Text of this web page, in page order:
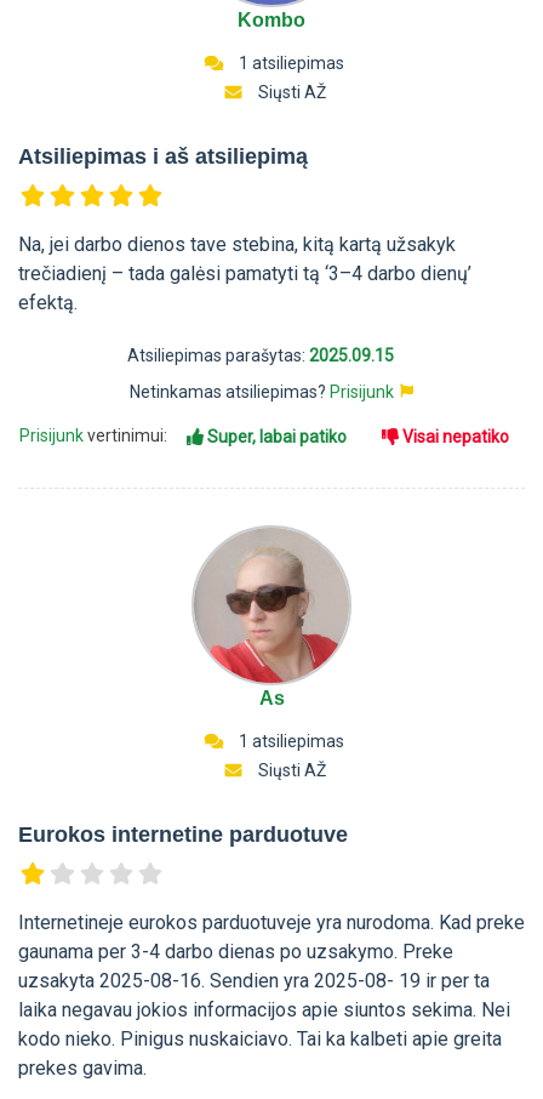
Kombo
1 atsiliepimas
Siųsti AŽ
Atsiliepimas i aš atsiliepimą
Na, jei darbo dienos tave stebina, kitą kartą užsakyk
trečiadienį – tada galėsi pamatyti tą ‘3–4 darbo dienų’
efektą.
Atsiliepimas parašytas: 2025.09.15
Netinkamas atsiliepimas? Prisijunk
Prisijunkvertinimui: Super, labai patiko Visai nepatiko
As
1 atsiliepimas
Siųsti AŽ
Eurokos internetine parduotuve
Internetineje eurokos parduotuveje yra nurodoma. Kad preke
gaunama per 3-4 darbo dienas po uzsakymo. Preke
uzsakyta 2025-08-16. Sendien yra 2025-08- 19 ir per ta
laika negavau jokios informacijos apie siuntos sekima. Nei
kodo nieko. Pinigus nuskaiciavo. Tai ka kalbeti apie greita
prekes gavima.